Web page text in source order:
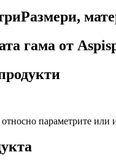
Размери,
гама от
параметрите или